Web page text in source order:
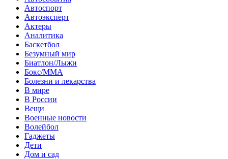
Автоспорт
Автоэксперт
Актеры
Аналитика
Баскетбол
Безумный мир
Биатлон/Лыжи
Бокс/MMA
Болезни и лекарства
В мире
В России
Вещи
Военные новости
Волейбол
Гаджеты
Дети
Дом и сад